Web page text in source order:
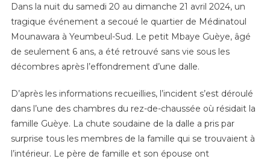
À
Yeumbeul-
Sud
:
Tragédie
Pour
Un
Enfant
De
Dans la nuit du samedi 20 au dimanche 21 avril 2024, un
tragique événement a secoué le quartier de Médinatoul
Mounawara à Yeumbeul-Sud. Le petit Mbaye Guèye, âgé
de seulement 6 ans, a été retrouvé sans vie sous les
décombres après l’effondrement d’une dalle.
D’après les informations recueillies, l’incident s’est déroulé
dans l’une des chambres du rez-de-chaussée où résidait la
famille Guèye. La chute soudaine de la dalle a pris par
surprise tous les membres de la famille qui se trouvaient à
l’intérieur. Le père de famille et son épouse ont